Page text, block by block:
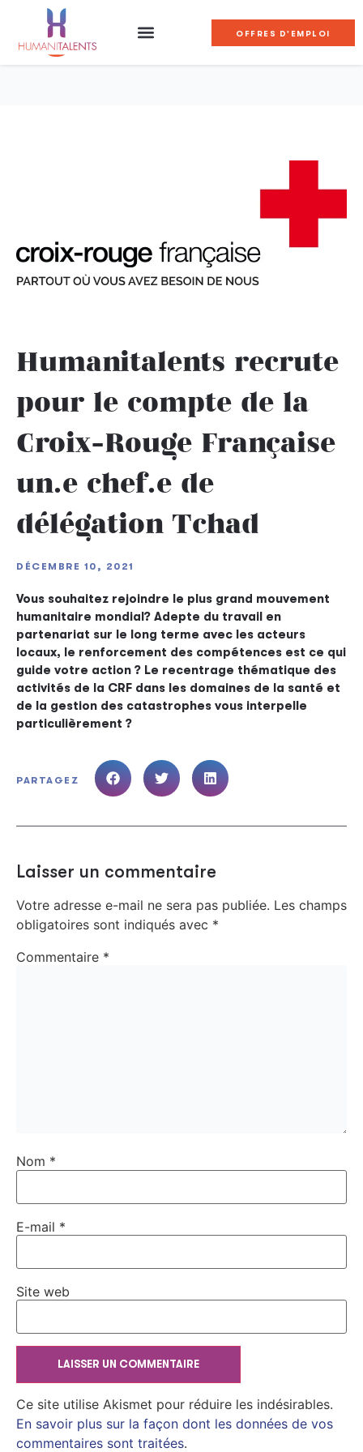
OFFRES D'EMPLOI
Humanitalents recrute
pour le compte de la
Croix-Rouge Française
un.e chef.e de
délégation Tchad
DÉCEMBRE 10, 2021
Vous souhaitez rejoindre le plus grand mouvement
humanitaire mondial? Adepte du travail en
partenariat sur le long terme avec les acteurs
locaux, le renforcement des compétences est ce qui
guide votre action ? Le recentrage thématique des
activités de la CRF dans les domaines de la santé et
de la gestion des catastrophes vous interpelle
particulièrement ?
PARTAGEZ
Laisser un commentaire
Votre adresse e-mail ne sera pas publiée. Les champs
obligatoires sont indiqués avec *
Commentaire *
Nom *
E-mail *
Site web
Ce site utilise Akismet pour réduire les indésirables.
En savoir plus sur la façon dont les données de vos
commentaires sont traitées.